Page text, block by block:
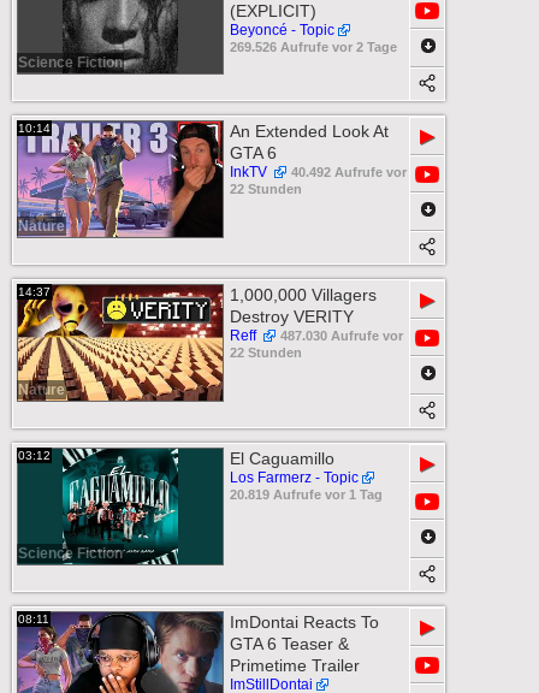
Science Fiction
(EXPLICIT)
Beyoncé - Topic
269.526 Aufrufe vor 2 Tage
10:14
Nature
An Extended Look At
GTA 6
InkTV
40.492 Aufrufe vor
22 Stunden
▶
14:37
Nature
1,000,000 Villagers
Destroy VERITY
Reff
487.030 Aufrufe vor
22 Stunden
▶
03:12
Science Fiction
El Caguamillo
Los Farmerz - Topic
20.819 Aufrufe vor 1 Tag
▶
08:11
ImDontai Reacts To
GTA 6 Teaser &
Primetime Trailer
ImStillDontai
▶